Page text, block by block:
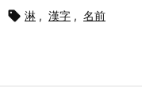
 淋 , 漢字 , 名前